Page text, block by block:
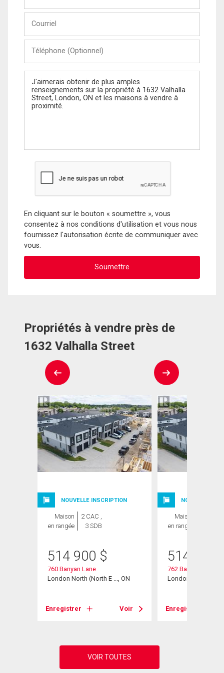
Nom
(Optionnel)
Message
En cliquant sur le bouton « soumettre », vous
consentez à nos conditions d'utilisation et vous nous
fournissez l'autorisation écrite de communiquer avec
vous.
Propriétés à vendre près de
1632 Valhalla Street
NOUVELLE INSCRIPTION
Maison
en rangée
2 CAC ,
3 SDB
514 900 $
760 Banyan Lane
London North (North E ..., ON
Enregistrer Voir
NOUVELLE
Maison
en rangée
514 900
762 Banyan Lane
London North
Enregistrer